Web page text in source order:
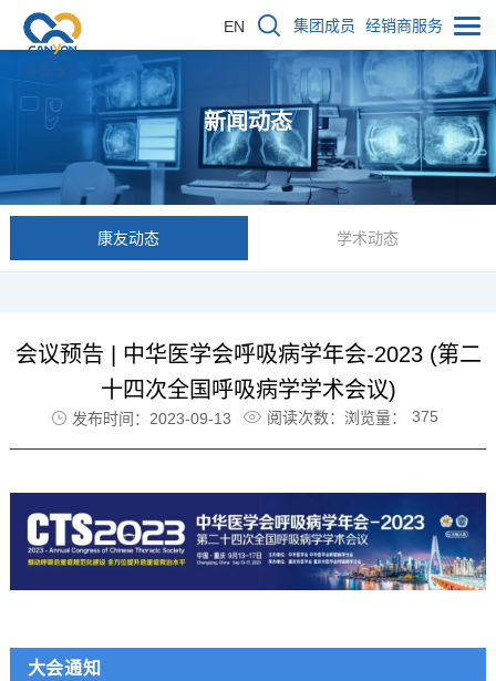
EN 集团成员 经销商服务
新闻动态
康友动态 学术动态
会议预告 | 中华医学会呼吸病学年会-2023 (第二
十四次全国呼吸病学学术会议)
发布时间：2023-09-13 阅读次数：浏览量： 375
大会通知